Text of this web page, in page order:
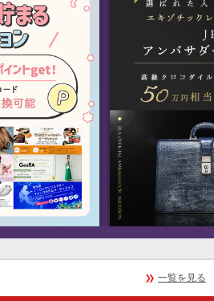
一覧を見る